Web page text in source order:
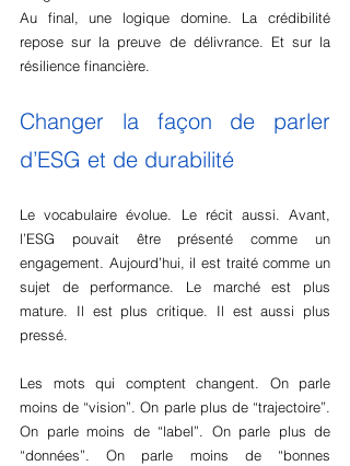
Au final, une logique domine. La crédibilité
repose sur la preuve de délivrance. Et sur la
résilience financière.
Changer la façon de parler
d’ESG et de durabilité
Le vocabulaire évolue. Le récit aussi. Avant,
l’ESG pouvait être présenté comme un
engagement. Aujourd’hui, il est traité comme un
sujet de performance. Le marché est plus
mature. Il est plus critique. Il est aussi plus
pressé.
Les mots qui comptent changent. On parle
moins de “vision”. On parle plus de “trajectoire”.
On parle moins de “label”. On parle plus de
“données”. On parle moins de “bonnes